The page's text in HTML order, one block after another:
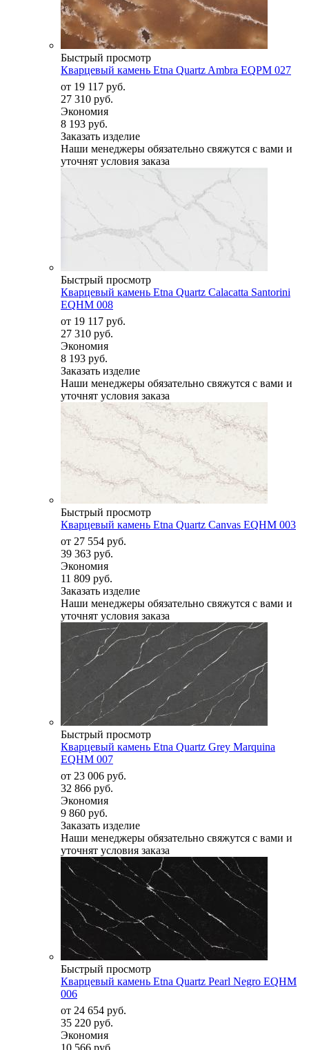
Быстрый просмотр
Кварцевый камень Etna Quartz Ambra EQPM 027
от 19 117 руб.
27 310 руб.
Экономия
8 193 руб.
Заказать изделие
Наши менеджеры обязательно свяжутся с вами и
уточнят условия заказа
Быстрый просмотр
Кварцевый камень Etna Quartz Calacatta Santorini
EQHM 008
от 19 117 руб.
27 310 руб.
Экономия
8 193 руб.
Заказать изделие
Наши менеджеры обязательно свяжутся с вами и
уточнят условия заказа
Быстрый просмотр
Кварцевый камень Etna Quartz Canvas EQHM 003
от 27 554 руб.
39 363 руб.
Экономия
11 809 руб.
Заказать изделие
Наши менеджеры обязательно свяжутся с вами и
уточнят условия заказа
Быстрый просмотр
Кварцевый камень Etna Quartz Grey Marquina
EQHM 007
от 23 006 руб.
32 866 руб.
Экономия
9 860 руб.
Заказать изделие
Наши менеджеры обязательно свяжутся с вами и
уточнят условия заказа
Быстрый просмотр
Кварцевый камень Etna Quartz Pearl Negro EQHM
006
от 24 654 руб.
35 220 руб.
Экономия